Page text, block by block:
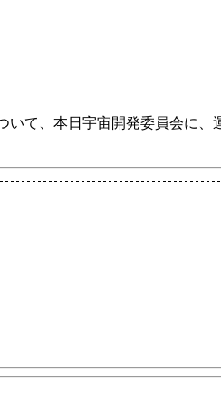
て、本日宇宙開発委員会に